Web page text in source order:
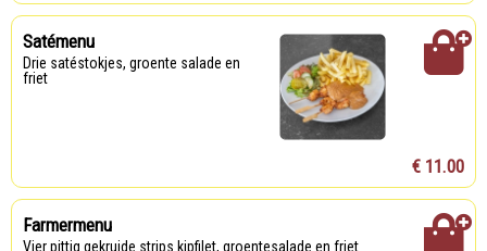
Satémenu
Drie satéstokjes, groente salade en
friet
€ 11.00
Farmermenu
Vier pittig gekruide strips kipfilet, groentesalade en friet